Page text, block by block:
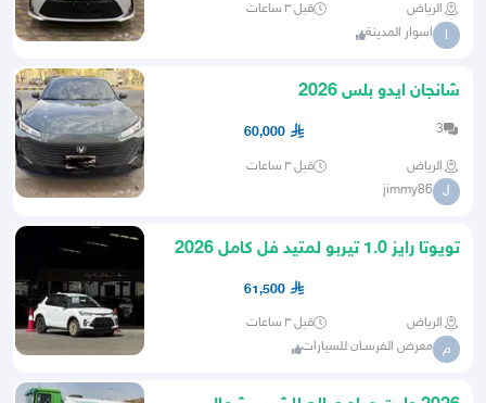
الرياض قبل ٣ ساعات
ا اسوار المدينة
شانجان ايدو بلس 2026
3
60,000
الرياض قبل ٣ ساعات
J
jimmy86
تويوتا رايز 1.0 تيربو لمتيد فل كامل 2026
61,500
الرياض قبل ٣ ساعات
م معرض الفرسـان للسيارات